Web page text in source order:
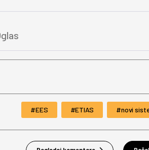
EES ETIAS novi